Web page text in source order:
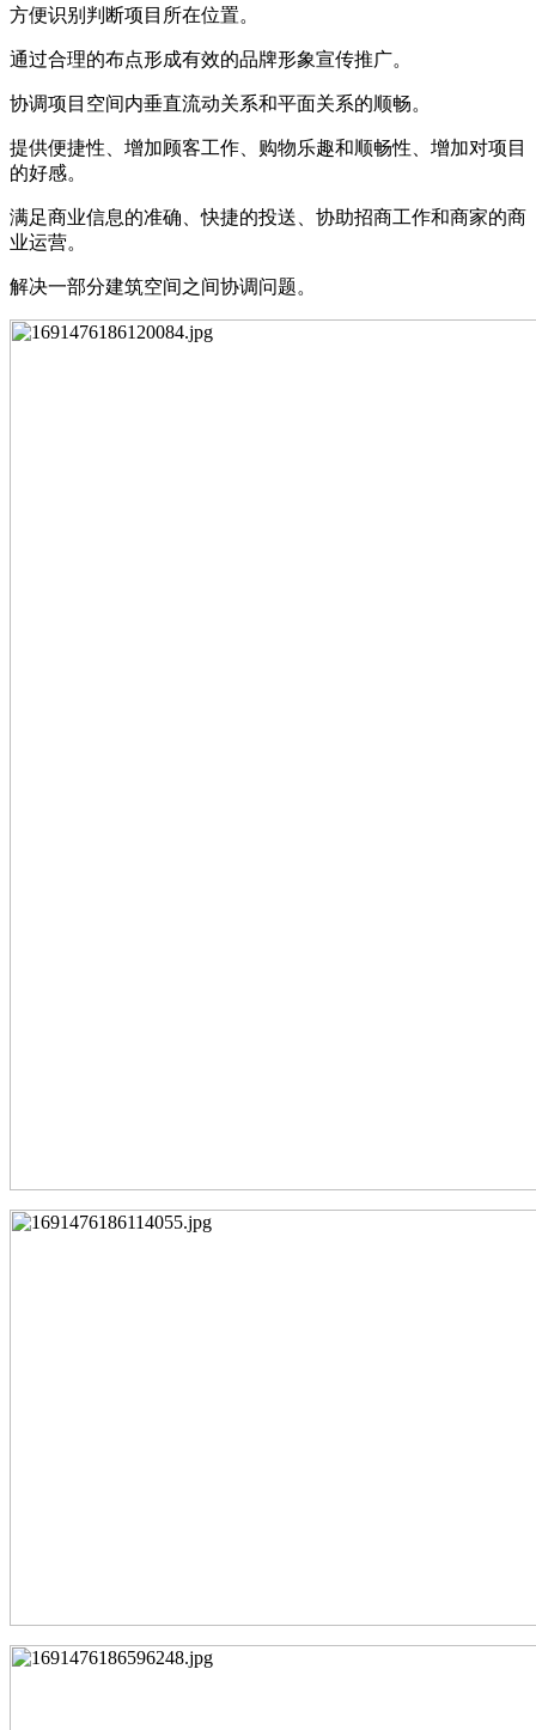
方便识别判断项目所在位置。
通过合理的布点形成有效的品牌形象宣传推广。
协调项目空间内垂直流动关系和平面关系的顺畅。
提供便捷性、增加顾客工作、购物乐趣和顺畅性、增加对项目
的好感。
满足商业信息的准确、快捷的投送、协助招商工作和商家的商
业运营。
解决一部分建筑空间之间协调问题。